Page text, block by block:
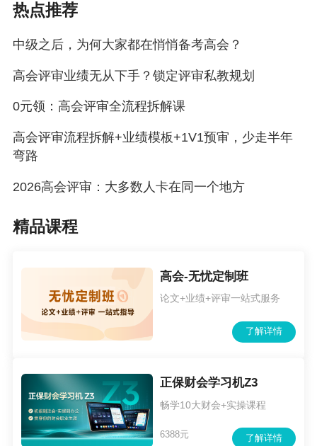
热点推荐
中级之后，为何大家都在悄悄备考高会？
高会评审业绩无从下手？锁定评审私教规划
0元领：高会评审全流程拆解课
高会评审流程拆解+业绩模板+1V1预审，少走半年
弯路
2026高会评审：大多数人卡在同一个地方
精品课程
高会-无忧定制班
论文+业绩+评审一站式服务
了解详情
正保财会学习机Z3
畅学10大财会+实操课程
了解详情
6388元